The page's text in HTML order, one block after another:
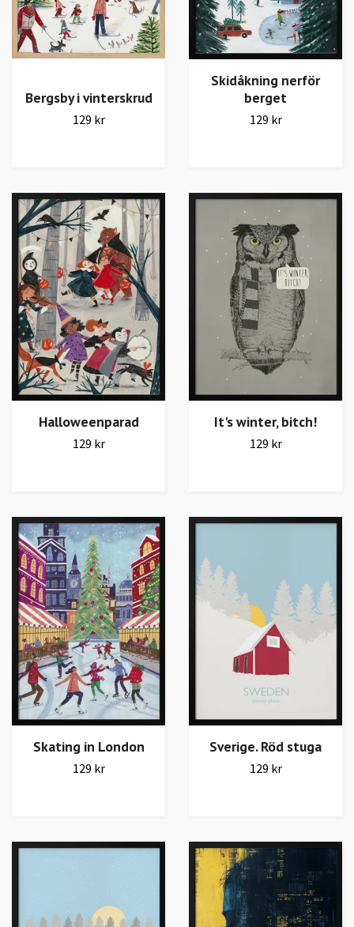
Bergsby i vinterskrud
129 kr
Skidåkning nerför
berget
129 kr
Halloweenparad
129 kr
It's winter, bitch!
129 kr
Skating in London
129 kr
Sverige. Röd stuga
129 kr